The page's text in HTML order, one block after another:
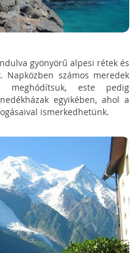
gyönyörű alpesi rétek és
Napközben számos meredek
este pedig
egyikében, ahol a
ismerkedhetünk.